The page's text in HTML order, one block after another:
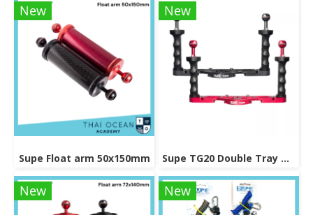
New
Supe Float arm 50x150mm
New
Supe TG20 Double Tray Grip
New New